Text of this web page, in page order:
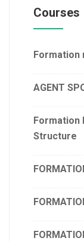
Les
Courses
Formation
AGENT
Formation
Structure